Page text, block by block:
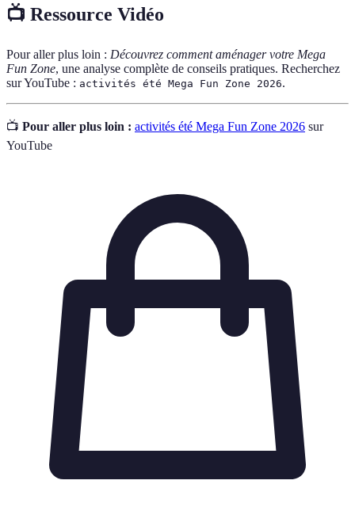
📺 Ressource Vidéo
Pour aller plus loin : Découvrez comment aménager votre Mega
Fun Zone, une analyse complète de conseils pratiques. Recherchez
sur YouTube : activités été Mega Fun Zone 2026.
📺 Pour aller plus loin : activités été Mega Fun Zone 2026 sur
YouTube